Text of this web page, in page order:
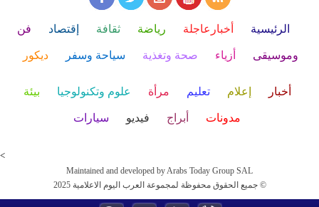
الرئيسية أخبارعاجلة رياضة ثقافة إقتصاد فن
وموسيقى أزياء صحة وتغذية سياحة وسفر ديكور
أخبار إعلام تعليم مرأة علوم وتكنولوجيا بيئة
مدونات أبراج فيديو سيارات
<
Maintained and developed by Arabs Today Group SAL
جميع الحقوق محفوظة لمجموعة العرب اليوم الاعلامية 2025 ©